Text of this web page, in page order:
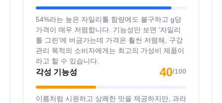
54%라는 높은 자일리톨 함량에도 불구하고 g당
가격이 매우 저렴합니다. 기능성만 보면 '자일리
톨 그린'에 버금가는데 가격은 훨씬 저렴해, 구강
관리 목적의 소비자에게는 최고의 가성비 제품이
라고 할 수 있습니다.
각성 기능성 40/100
이름처럼 시원하고 상쾌한 맛을 제공하지만, 과라